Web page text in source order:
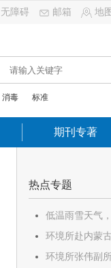
无障碍 邮箱 地图
消毒 标准
期刊专著
热点专题
低温雨雪天气
环境所赴内蒙
环境所张伟副